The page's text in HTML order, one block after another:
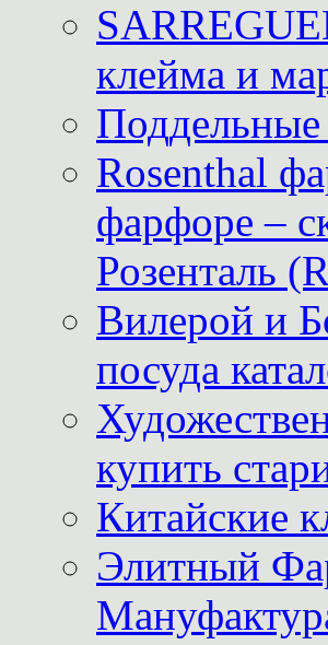
клейма и
Rosenthal
фарфоре –
Розенталь
Вилерой и
посуда
купить
Китайские
Элитный